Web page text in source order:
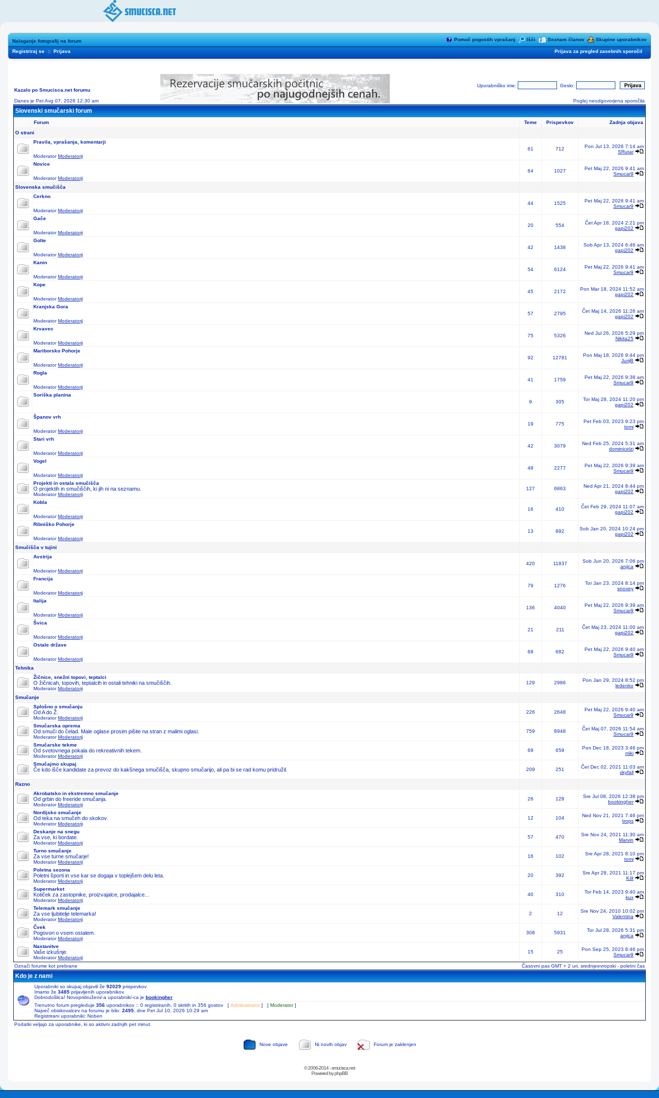
Nalaganje fotografij na forum Pomoč pogostih vprašanj Išči Seznam članov Skupine uporabnikov
Registriraj se :: Prijava Prijava za pregled zasebnih sporočil
Kazalo po Smucisca.net forumu
Danes je Pet Avg 07, 2026 12:30 am
Uporabniško ime: Geslo:
Poglej neodgovorjena sporočila
Slovenski smučarski forum
Forum Teme Prispevkov
Zadnja objava
O strani
Pravila, vprašanja, komentarji
ModeratorModeratorji
61 712
Pon Jul 13, 2026 7:14 am
SRutar
Novice
ModeratorModeratorji
64 1027
Pet Maj 22, 2026 9:41 am
Smucar9
Slovenska smučišča
Cerkno
ModeratorModeratorji
44 1525
Pet Maj 22, 2026 9:41 am
Smucar9
Gače
ModeratorModeratorji
20 554
Čet Apr 18, 2024 2:21 pm
gapi202
Golte
ModeratorModeratorji
42 1438
Sob Apr 13, 2024 6:46 am
gapi202
Kanin
ModeratorModeratorji
54 6124
Pet Maj 22, 2026 9:41 am
Smucar9
Kope
ModeratorModeratorji
45 2172
Pon Mar 18, 2024 11:52 am
gapi202
Kranjska Gora
ModeratorModeratorji
57 2795
Čet Maj 14, 2026 11:26 am
gapi202
Krvavec
ModeratorModeratorji
75 5326
Ned Jul 26, 2026 5:29 pm
Nikita25
Mariborsko Pohorje
ModeratorModeratorji
92 12781
Pon Maj 18, 2026 9:44 pm
JurijB
Rogla
ModeratorModeratorji
41 1759
Pet Maj 22, 2026 9:38 am
Smucar9
Soriška planina
9
305
Tor Maj 28, 2024 11:20 pm
gapi202
Španov vrh
ModeratorModeratorji
19 775
Pet Feb 03, 2023 9:23 pm
tomi
Stari vrh
ModeratorModeratorji
42 3079
Ned Feb 25, 2024 5:31 am
dominicelzi
Vogel
ModeratorModeratorji
48 2277
Pet Maj 22, 2026 9:39 am
Smucar9
Projekti in ostala smučišča
O projektih in smučiščih, ki jih ni na seznamu.
ModeratorModeratorji
127 6863
Ned Apr 21, 2024 8:44 pm
gapi202
Kobla
ModeratorModeratorji
16 410
Čet Feb 29, 2024 11:07 am
gapi202
Ribniško Pohorje
ModeratorModeratorji
13 892
Sob Jan 20, 2024 10:24 pm
gapi202
Smučišča v tujini
Avstrija
ModeratorModeratorji
420 11837
Sob Jun 20, 2026 7:06 pm
anjica
Francija
ModeratorModeratorji
79 1276
Tor Jan 23, 2024 8:14 pm
snoxey
Italija
ModeratorModeratorji
136 4040
Pet Maj 22, 2026 9:39 am
Smucar9
Švica
ModeratorModeratorji
21 211
Čet Maj 23, 2024 11:00 am
gapi202
Ostale države
ModeratorModeratorji
68 682
Pet Maj 22, 2026 9:40 am
Smucar9
Tehnika
Žičnice, snežni topovi, teptalci
O žičnicah, topovih, teptalcih in ostali tehniki na smučiščih.
ModeratorModeratorji
129 2986
Pon Jan 29, 2024 8:52 pm
ledenko
Smučanje
Splošno o smučanju
Od A do Ž.
ModeratorModeratorji
226 2648
Pet Maj 22, 2026 9:40 am
Smucar9
Smučarska oprema
Od smuči do čelad. Male oglase prosim pišite na stran z malimi oglasi.
ModeratorModeratorji
759 8948
Čet Maj 07, 2026 11:54 am
Smucar9
Smučarske tekme
Od svetovnega pokala do rekreativnih tekem.
ModeratorModeratorji
69 659
Pon Dec 18, 2023 3:46 pm
miki
Smučajmo skupaj
Če kdo išče kandidate za prevoz do kakšnega smučišča, skupno smučarijo, ali pa bi se rad komu pridružil. 209 251
Čet Dec 02, 2021 11:03 am
skyfall
Razno
Akrobatsko in ekstremno smučanje
Od grbin do freeride smučanja.
ModeratorModeratorji
26 128
Sre Jul 08, 2026 12:38 pm
bookingher
Nordijsko smučanje
Od teka na smučeh do skokov.
ModeratorModeratorji
12 104
Ned Nov 21, 2021 7:46 pm
trops
Deskanje na snegu
Za vse, ki bordate.
ModeratorModeratorji
57 470
Sre Nov 24, 2021 11:30 am
Marvin
Turno smučanje
Za vse turne smučarje!
ModeratorModeratorji
16 102
Sre Apr 28, 2021 8:10 pm
tomi
Poletna sezona
Poletni športi in vse kar se dogaja v toplejšem delu leta.
ModeratorModeratorji
20 392
Sre Apr 28, 2021 11:17 pm
Ki9
Supermarket
Kotiček za zastopnike, proizvajalce, prodajalce...
ModeratorModeratorji
40 310
Tor Feb 14, 2023 9:40 am
kux
Telemark smučanje
Za vse ljubitelje telemarka!
ModeratorModeratorji
2 12
Sre Nov 24, 2010 10:02 pm
Valentina
Čvek
Pogovori o vsem ostalem.
ModeratorModeratorji
308 5931
Tor Jul 28, 2026 5:31 pm
anjica
Nastanitve
Vaše izkušnje.
ModeratorModeratorji
15 25
Pon Sep 25, 2023 8:46 pm
Smucar9
Označi forume kot prebrane Časovni pas GMT + 2 uri, srednjeevropski - poletni čas
Kdo je z nami
Uporabniki so skupaj objavili že 92029 prispevkov
Imamo že 3485 prijavljenih uporabnikov
Dobrodošlica! Novopridruženi/-a uporabnik/-ca je bookingher
Trenutno forum pregleduje 356 uporabnikov :: 0 registriranih, 0 skritih in 356 gostov [ Administrator] [ Moderator]
Največ obiskovalcev na forumu je bilo: 2495 , dne Pet Jul 10, 2026 10:29 am
Registrirani uporabniki: Noben
Podatki veljajo za uporabnike, ki so aktivni zadnjih pet minut.
Nove objave Ni novih objav Forum je zaklenjen
© 2006-2014 - smucisca.net
Powered by phpBB